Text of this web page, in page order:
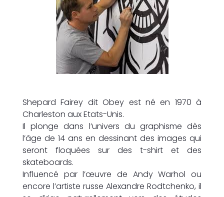
Shepard Fairey dit Obey est né en 1970 à
Charleston aux Etats-Unis.
Il plonge dans l’univers du graphisme dès
l’âge de 14 ans en dessinant des images qui
seront floquées sur des t-shirt et des
skateboards.
Influencé par l’œuvre de Andy Warhol ou
encore l’artiste russe Alexandre Rodtchenko, il